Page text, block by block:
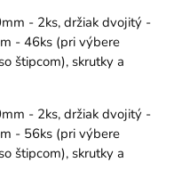
- 2ks, držiak dvojitý -
- 46ks (pri výbere
štipcom), skrutky a
- 2ks, držiak dvojitý -
- 56ks (pri výbere
štipcom), skrutky a